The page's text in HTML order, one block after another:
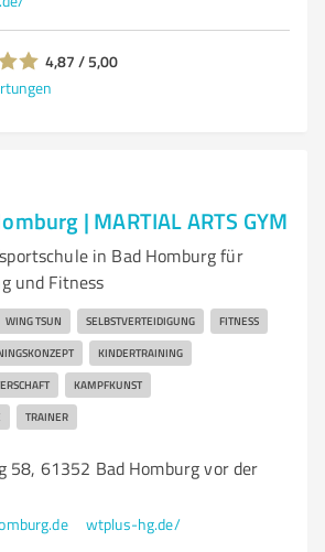
4,87 / 5,00
| MARTIAL ARTS GYM
in Bad Homburg für
und Fitness
WING TSUN SELBSTVERTEIDIGUNG FITNESS
KINDERTRAINING
KAMPFKUNST
TRAINER
58, 61352 Bad Homburg vor der
wtplus-hg.de/